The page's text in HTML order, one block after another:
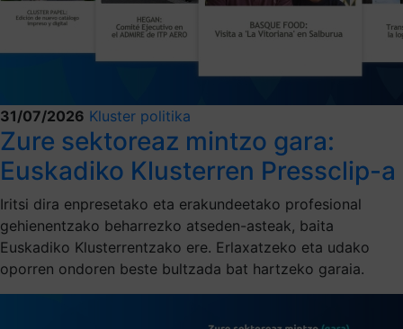
31/07/2026 Kluster politika
Zure sektoreaz mintzo gara:
Euskadiko Klusterren Pressclip-a
Iritsi dira enpresetako eta erakundeetako profesional
gehienentzako beharrezko atseden-asteak, baita
Euskadiko Klusterrentzako ere. Erlaxatzeko eta udako
oporren ondoren beste bultzada bat hartzeko garaia.